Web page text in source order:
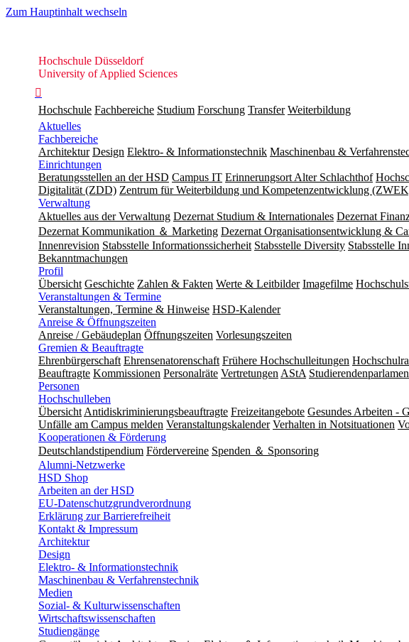
Zum Hauptinhalt wechseln
Hochschule
Düsseldorf
Hochschule Düsseldorf
University of Applied Sciences

Hochschule Fachbereiche Studium Forschung Transfer Weiterbildung
Aktuelles
Fachbereiche
Architektur Design Elektro- & Informationstechnik Maschinenbau &
Einrichtungen
Beratungsstellen an der HSD Campus IT Erinnerungsort Alter Schlachthof
Digitalität (ZDD) Zentrum für Weiterbildung und Kompetenzentwicklung
Verwaltung
Aktuelles aus der Verwaltung Dezernat Studium & Internationales Dezernat
Dezernat Kommunikation ＆ Marketing Dezernat Organisationsentwicklung &
Innenrevision Stabsstelle In­for­ma­ti­ons­sicher­heit Stabsstelle Diversity Stabsstelle
Bekanntmachungen
Profil
Übersicht Geschichte Zahlen & Fakten Werte & Leitbilder Imagefilme
Veranstaltungen & Termine
Veranstaltungen, Termine & Hinweise HSD-Kalender
Anreise & Öffnungszeiten
Anreise / Gebäudeplan Öffnungszeiten Vorlesungszeiten
Gremien & Beauftragte
Ehrenbürgerschaft Ehrensenatorenschaft Frühere Hochschulleitungen
Beauftragte Kommissionen Personalräte Vertretungen AStA
Personen
Hochschulleben
Übersicht Antidiskriminierungsbeauftragte Freizeitangebote Gesundes Arbeiten -
Unfälle am Campus melden Veranstaltungskalender Verhalten in Notsituationen
Kooperationen & Förderung
Deutschlandstipendium Fördervereine Spenden ＆ Sponsoring
Alumni-Netzwerke
HSD Shop
Arbeiten an der HSD
EU-Datenschutzgrundverordnung
Erklärung zur Barrierefreiheit
Kontakt & Impressum
Architektur
Design
Elektro- & Informationstechnik
Maschinenbau & Verfahrenstechnik
Medien
Sozial- & Kulturwissenschaften
Wirtschaftswissenschaften
Studiengänge